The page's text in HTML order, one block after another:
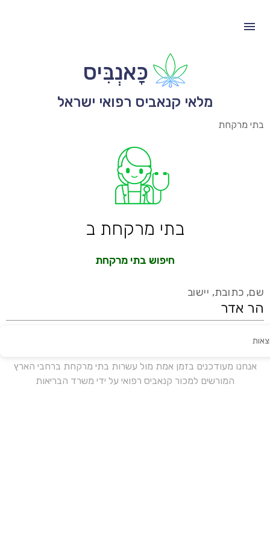
כָּאנְבִּיס
מלאי קנאביס רפואי ישראל
בתי מרקחת
בתי מרקחת ב
חיפוש בתי מרקחת
שם, כתובת, יישוב
אנחנו מעודכנים בזמן אמת מול עשרות בתי מרקחת ברחבי הארץ
המורשים למכור קנאביס רפואי על ידי משרד הבריאות